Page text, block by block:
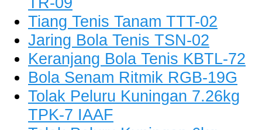
Tiang Tenis Tanam TTT-02
Jaring Bola Tenis TSN-02
Keranjang Bola Tenis KBTL-72
Bola Senam Ritmik RGB-19G
Tolak Peluru Kuningan 7.26kg
TPK-7 IAAF